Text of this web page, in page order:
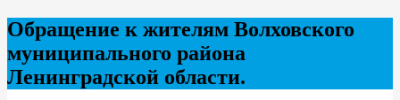
Обращение к жителям Волховского
муниципального района
Ленинградской области.